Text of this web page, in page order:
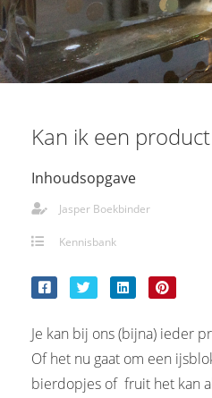
Kan ik een
Inhoudsopgave
Jasper Boekbinder
Kennisbank
Je kan bij ons (bijna) ieder
Of het nu gaat om een
bierdopjes of fruit het kan